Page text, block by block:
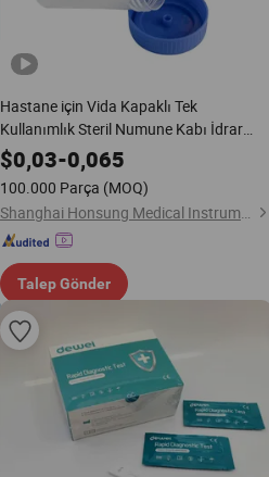
Hastane için Vida Kapaklı Tek
Kullanımlık Steril Numune Kabı İdrar
Toplama Testi
$0,03-0,065
100.000 Parça (MOQ)
Shanghai Honsung Medical Instruments Co., Ltd.
Talep Gönder